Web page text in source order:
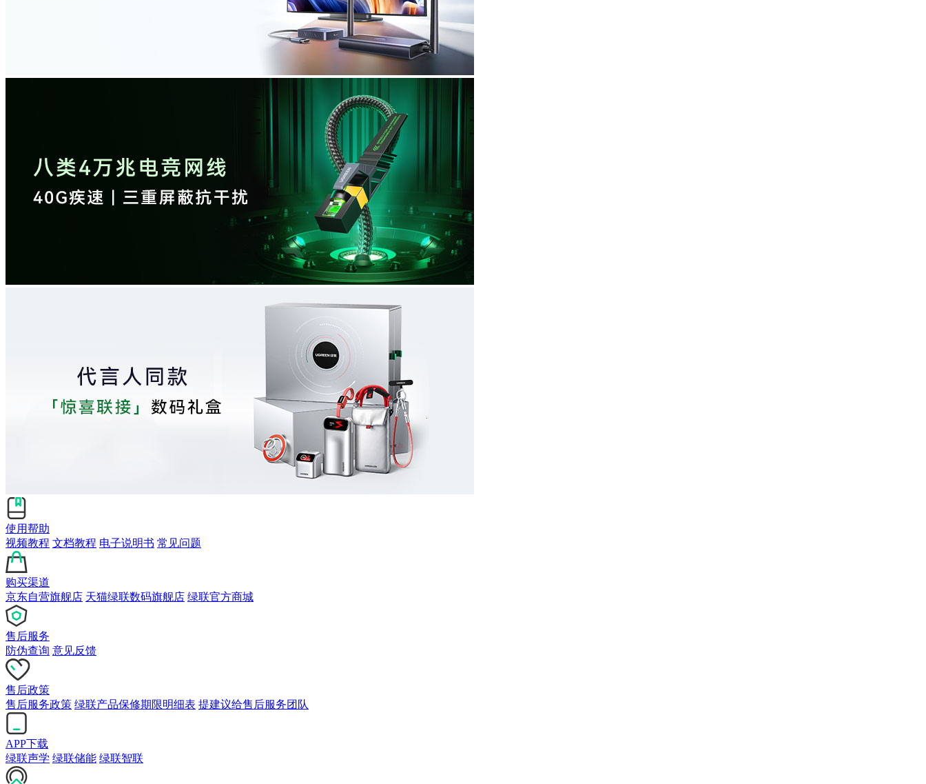
使用帮助
视频教程 文档教程 电子说明书 常见问题
购买渠道
京东自营旗舰店 天猫绿联数码旗舰店 绿联官方商城
售后服务
防伪查询 意见反馈
售后政策
售后服务政策 绿联产品保修期限明细表 提建议给售后服务团队
APP下载
绿联声学 绿联储能 绿联智联